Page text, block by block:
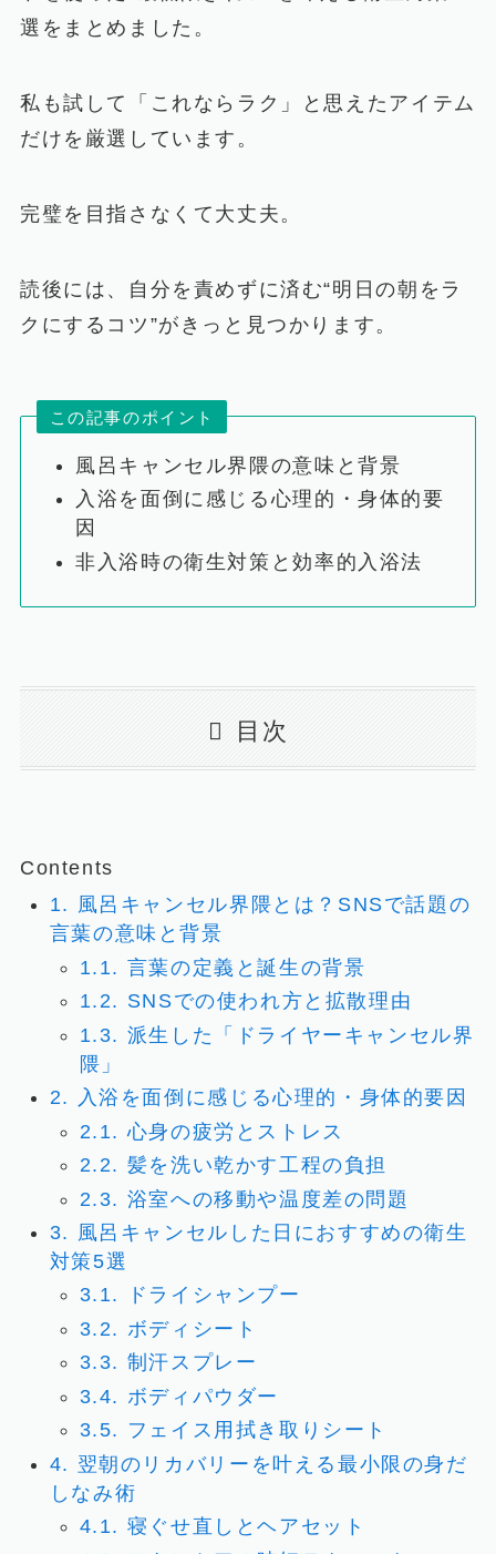
選をまとめました。
私も試して「これならラク」と思えたアイテム
だけを厳選しています。
完璧を目指さなくて大丈夫。
読後には、自分を責めずに済む“明日の朝をラ
クにするコツ”がきっと見つかります。
この記事のポイント
風呂キャンセル界隈の意味と背景
入浴を面倒に感じる心理的・身体的要
因
非入浴時の衛生対策と効率的入浴法
目次
Contents
1. 風呂キャンセル界隈とは？SNSで話題の
言葉の意味と背景
1.1. 言葉の定義と誕生の背景
1.2. SNSでの使われ方と拡散理由
1.3. 派生した「ドライヤーキャンセル界
隈」
2. 入浴を面倒に感じる心理的・身体的要因
2.1. 心身の疲労とストレス
2.2. 髪を洗い乾かす工程の負担
2.3. 浴室への移動や温度差の問題
3. 風呂キャンセルした日におすすめの衛生
対策5選
3.1.
ドライシャンプー
3.2. ボディシート
3.3. 制汗スプレー
3.4. ボディパウダー
3.5. フェイス用拭き取りシート
4. 翌朝のリカバリーを叶える最小限の身だ
しなみ術
4.1. 寝ぐせ直しとヘアセット